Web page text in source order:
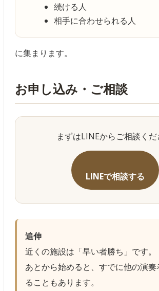
続ける人
相手に合わせられる人
に集まります。
お申し込み・ご相談
まずはLINEからご相談くだ
LINEで相談する
追伸
近くの施設は「早い者勝ち」です。
あとから始めると、すでに他の演
ることもあります。